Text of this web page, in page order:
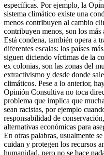
específicas. Por ejemplo, la
sistema climático existe una
menos contribuyen al cambio
contribuyen menos, son los
Está condena, también opera a
diferentes escalas: los países
siguen diciendo víctimas de la
ex colonias, son las zonas del
extractivismo y desde donde
climáticos. Pese a lo anterior,
Opinión Consultiva no toca
problema que implica que
sean racistas, por ejemplo
responsabilidad de
alternativas económicas para
En otras palabras, usualmente
cuidan y protegen los recursos
humanidad, pero no se hace